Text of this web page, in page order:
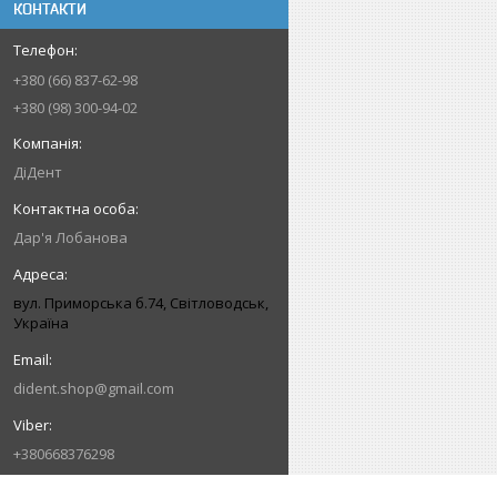
КОНТАКТИ
+380 (66) 837-62-98
+380 (98) 300-94-02
ДіДент
Дар'я Лобанова
вул. Приморська б.74, Світловодськ,
Україна
dident.shop@gmail.com
+380668376298